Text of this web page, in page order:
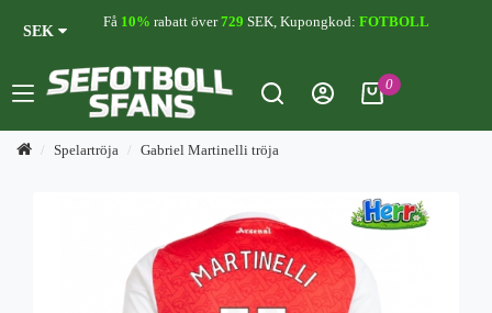
SEK
Få 10% rabatt över729 SEK, Kupongkod: FOTBOLL
0
Spelartröja Gabriel Martinelli tröja